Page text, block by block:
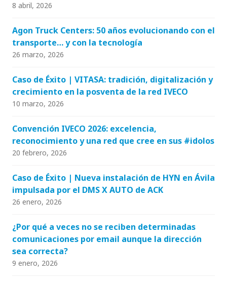
8 abril, 2026
Agon Truck Centers: 50 años evolucionando con el
transporte… y con la tecnología
26 marzo, 2026
Caso de Éxito | VITASA: tradición, digitalización y
crecimiento en la posventa de la red IVECO
10 marzo, 2026
Convención IVECO 2026: excelencia,
reconocimiento y una red que cree en sus #idolos
20 febrero, 2026
Caso de Éxito | Nueva instalación de HYN en Ávila
impulsada por el DMS X AUTO de ACK
26 enero, 2026
¿Por qué a veces no se reciben determinadas
comunicaciones por email aunque la dirección
sea correcta?
9 enero, 2026